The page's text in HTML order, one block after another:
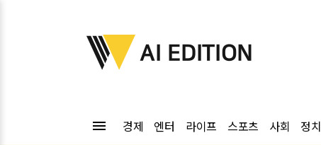
위키트리
AI EDITION
menu 경제 엔터 라이프 스포츠 사회 정치